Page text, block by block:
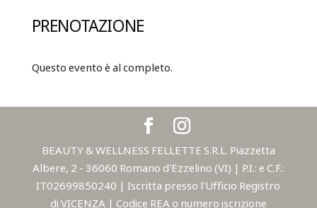
PRENOTAZIONE
Questo evento è al completo.
BEAUTY & WELLNESS FELLETTE S.R.L. Piazzetta
Albere, 2 - 36060 Romano d'Ezzelino (VI) | P.I.: e C.F.:
IT02699850240 | Iscritta presso l'Ufficio Registro
di VICENZA | Codice REA o numero iscrizione